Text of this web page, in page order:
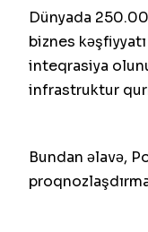
Dünyada
biznes
inteqrasiya
infrastruktur
Bundan əlavə,